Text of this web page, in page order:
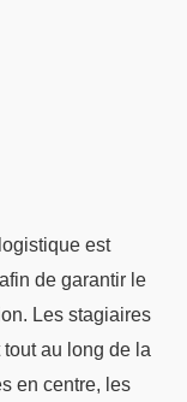
est
de garantir le
Les stagiaires
au long de la
en centre, les